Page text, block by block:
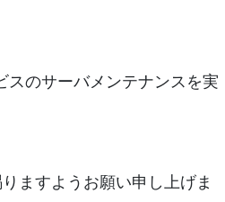
スのサーバメンテナンスを実
ますようお願い申し上げま